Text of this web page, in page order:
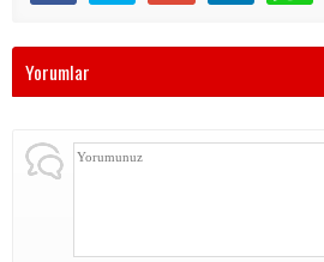
Yorumlar